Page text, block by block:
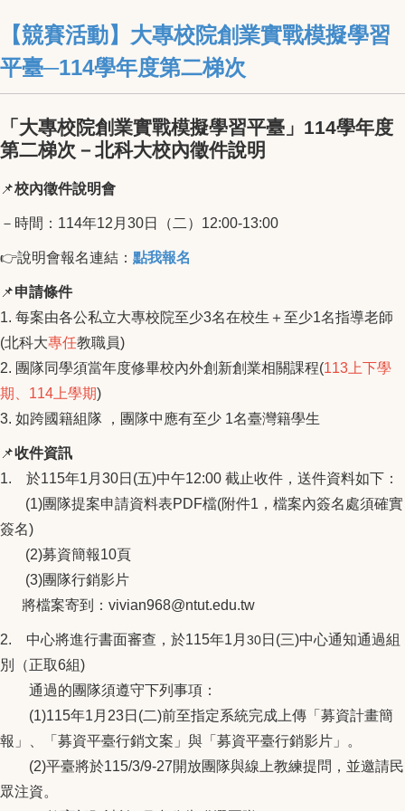
【競賽活動】大專校院創業實戰模擬學習
平臺─114學年度第二梯次
「大專校院創業實戰模擬學習平臺」114學年度
第二梯次－北科大校內徵件說明
📌校內徵件說明會
－時間：114年12月30日（二）12:00-13:00
👉️說明會報名連結： 點我報名
📌申請條件
1. 每案由各公私立大專校院至少3名在校生＋至少1名指導老師
(北科大專任教職員)
2. 團隊同學須當年度修畢校內外創新創業相關課程(113上下學
期、114上學期)
3. 如跨國籍組隊 ，團隊中應有至少 1名臺灣籍學生
📌收件資訊
1. 於115年1月30日(五)中午12:00 截止收件，送件資料如下：
(1)團隊提案申請資料表PDF檔(附件1，檔案內簽名處須確實
簽名)
(2)募資簡報10頁
(3)團隊行銷影片
將檔案寄到：vivian968@ntut.edu.tw
2. 中心將進行書面審查，於115年1月 30日(三)中心通知通過組
別（正取6組)
通過的團隊須遵守下列事項：
(1)115年1月23日(二)前至指定系統完成上傳「募資計畫簡
報」、「募資平臺行銷文案」與「募資平臺行銷影片」。
(2)平臺將於115/3/9-27開放團隊與線上教練提問，並邀請民
眾注資。